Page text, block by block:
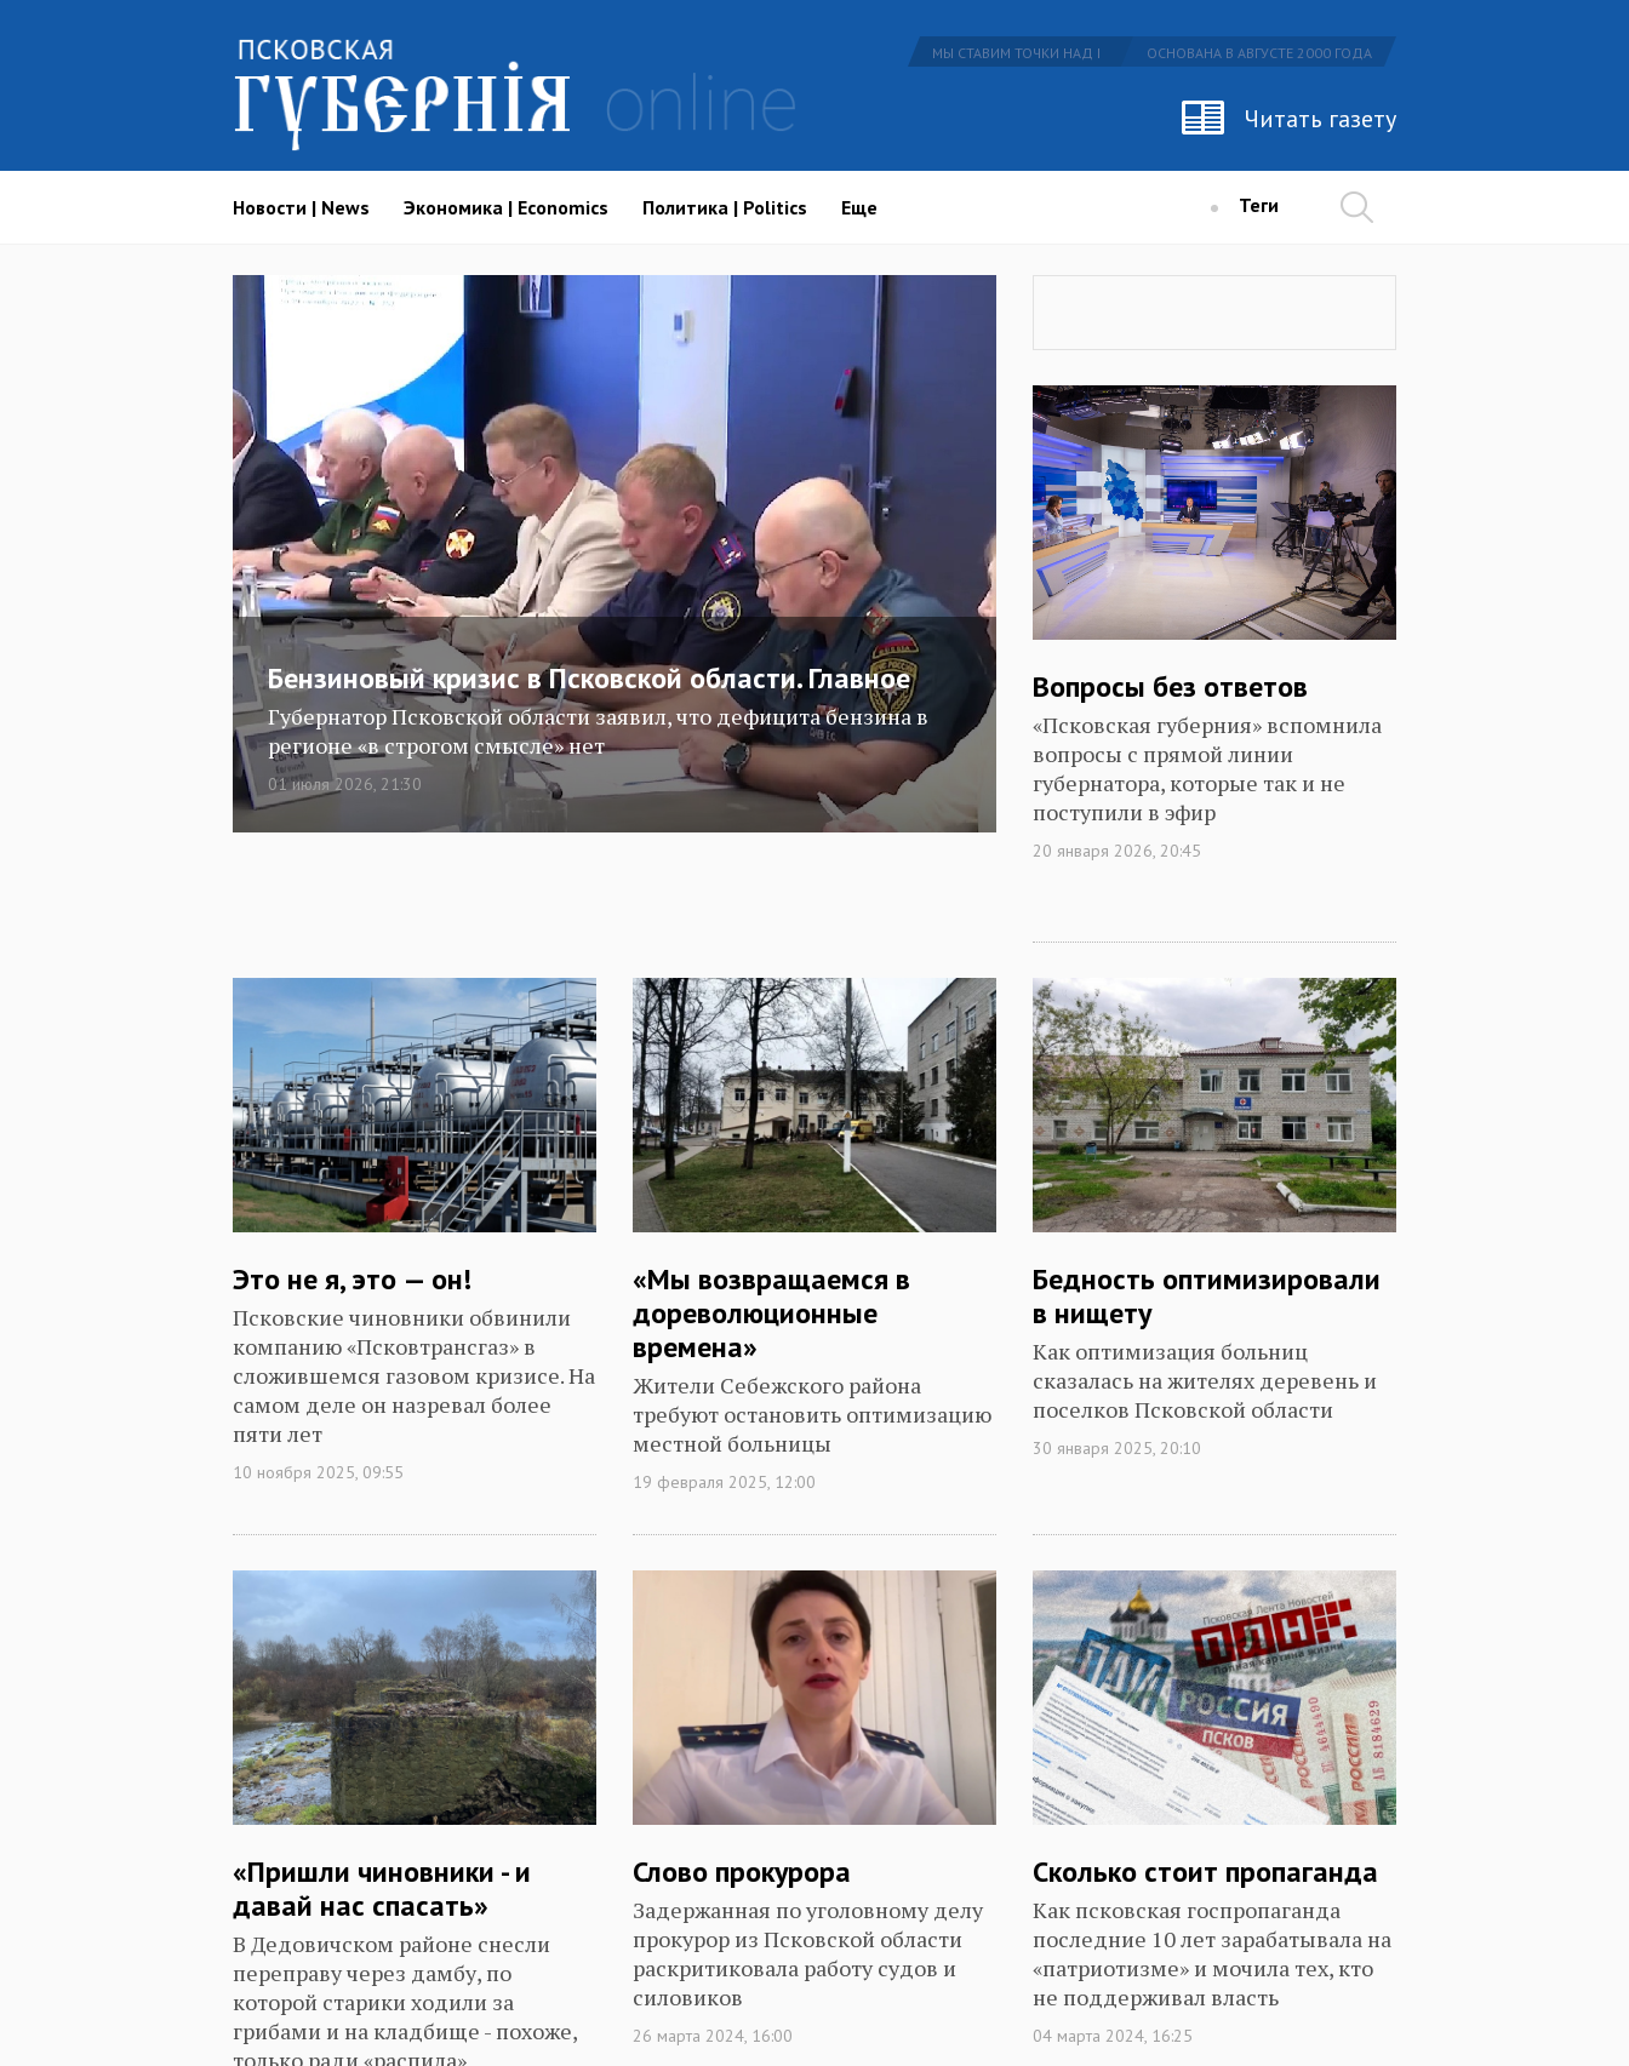
МЫ СТАВИМ ТОЧКИ НАД I ОСНОВАНА В АВГУСТЕ 2000 ГОДА
Читать газету
Новости | News Экономика | Economics Политика | Politics Еще Теги
Бензиновый кризис в Псковской области. Главное
Губернатор Псковской области заявил, что дефицита бензина в
регионе «в строгом смысле» нет
01 июля 2026, 21:30
Вопросы без ответов
«Псковская губерния» вспомнила
вопросы с прямой линии
губернатора, которые так и не
поступили в эфир
20 января 2026, 20:45
Это не я, это — он!
Псковские чиновники обвинили
компанию «Псковтрансгаз» в
сложившемся газовом кризисе. На
самом деле он назревал более
пяти лет
10 ноября 2025, 09:55
«Мы возвращаемся в
дореволюционные
времена»
Жители Себежского района
требуют остановить оптимизацию
местной больницы
19 февраля 2025, 12:00
Бедность оптимизировали
в нищету
Как оптимизация больниц
сказалась на жителях деревень и
поселков Псковской области
30 января 2025, 20:10
«Пришли чиновники - и
давай нас спасать»
В Дедовичском районе снесли
переправу через дамбу, по
которой старики ходили за
грибами и на кладбище - похоже,
только ради «распила»
Слово прокурора
Задержанная по уголовному делу
прокурор из Псковской области
раскритиковала работу судов и
силовиков
26 марта 2024, 16:00
Сколько стоит пропаганда
Как псковская госпропаганда
последние 10 лет зарабатывала на
«патриотизме» и мочила тех, кто
не поддерживал власть
04 марта 2024, 16:25